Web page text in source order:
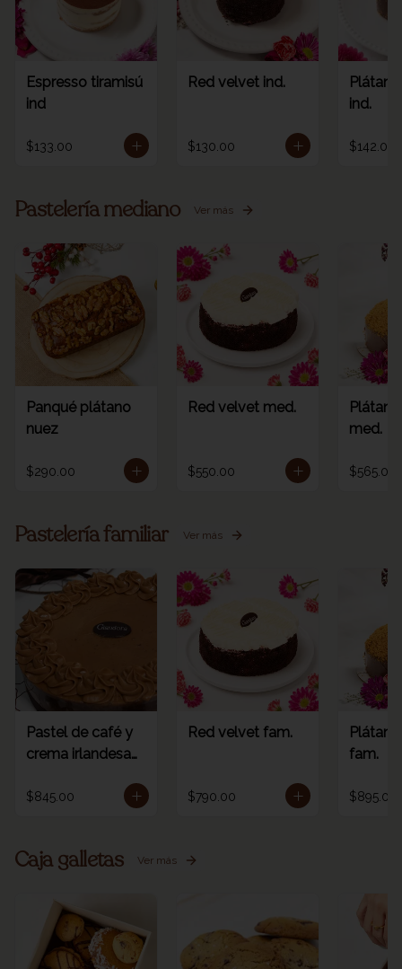
Espresso tiramisú
ind
$133.00
Red velvet ind.
$130.00
ind.
$142.00
Pastelería mediano Ver más
Panqué plátano
nuez
$290.00
Red velvet med.
$550.00
med.
$565.00
Pastelería familiar Ver más
Pastel de café y
crema irlandesa
$845.00
Red velvet fam.
$790.00
fam.
$895.00
Caja galletas Ver más